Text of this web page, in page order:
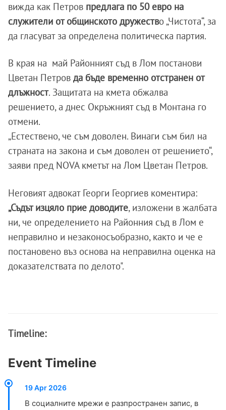
вижда как Петров предлага по 50 евро на
служители от общинското дружество „Чистота“, за
да гласуват за определена политическа партия.
В края на май Районният съд в Лом постанови
Цветан Петров да бъде временно отстранен от
длъжност. Защитата на кмета обжалва
решението, а днес Окръжният съд в Монтана го
отмени.
„Естествено, че съм доволен. Винаги съм бил на
страната на закона и съм доволен от решението“,
заяви пред NOVA кметът на Лом Цветан Петров.
Неговият адвокат Георги Георгиев коментира:
„Съдът изцяло прие доводите, изложени в жалбата
ни, че определението на Районния съд в Лом е
неправилно и незаконосъобразно, както и че е
постановено въз основа на неправилна оценка на
доказателствата по делото".
Timeline:
Event Timeline
19 Apr 2026
В социалните мрежи е разпространен запис, в